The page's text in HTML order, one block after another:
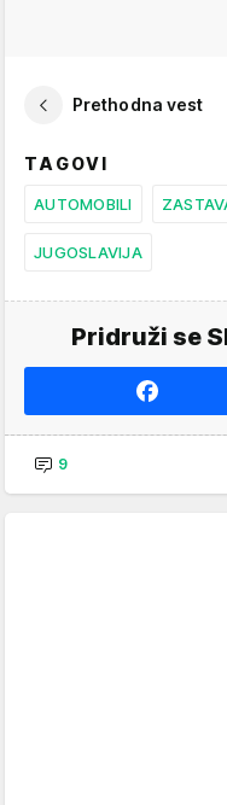
Prethodna vest
TAGOVI
AUTOMOBILI
JUGOSLAVIJA
Pridruži se
9